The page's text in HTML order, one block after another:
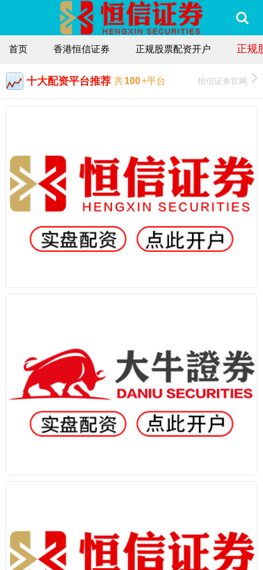
首页 香港恒信证券 正规股票配资开户 正规
十大配资平台推荐 共100+平台 恒信证券官网